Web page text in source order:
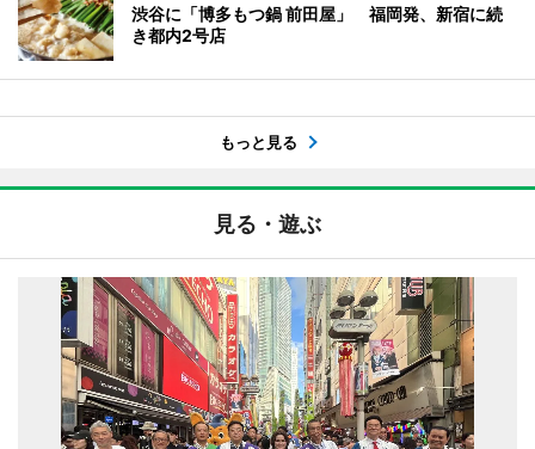
渋谷に「博多もつ鍋 前田屋」 福岡発、新宿に続
き都内2号店
もっと見る
見る・遊ぶ